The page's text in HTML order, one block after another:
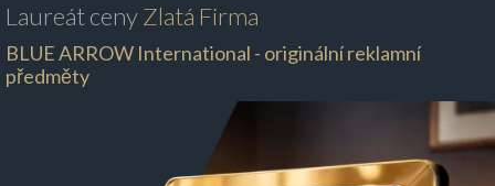
Laureát cenyZlatá Firma
BLUE ARROW International - originální reklamní
předměty